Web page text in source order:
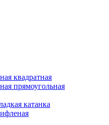
квадратная
прямоугольная
катанка